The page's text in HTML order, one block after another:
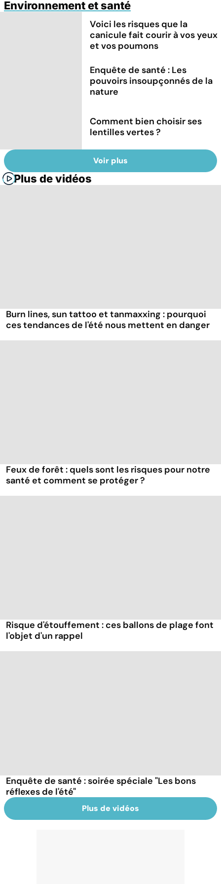
Environnement et santé
Voici les risques que la
canicule fait courir à vos yeux
et vos poumons
Enquête de santé : Les
pouvoirs insoupçonnés de la
nature
Comment bien choisir ses
lentilles vertes ?
Voir plus
Plus de vidéos
Burn lines, sun tattoo et tanmaxxing : pourquoi
ces tendances de l'été nous mettent en danger
Feux de forêt : quels sont les risques pour notre
santé et comment se protéger ?
Risque d'étouffement : ces ballons de plage font
l'objet d'un rappel
Enquête de santé : soirée spéciale "Les bons
réflexes de l'été"
Plus de vidéos